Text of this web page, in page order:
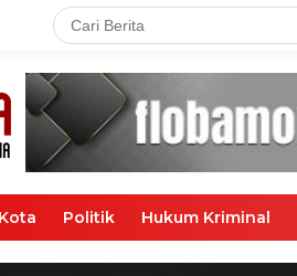
Politik Hukum Kriminal